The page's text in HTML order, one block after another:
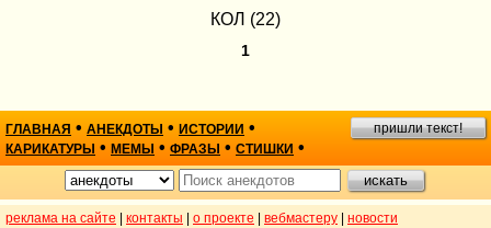
КОЛ (22)
1
ГЛАВНАЯ • АНЕКДОТЫ • ИСТОРИИ •
КАРИКАТУРЫ • МЕМЫ • ФРАЗЫ • СТИШКИ •
пришли текст!
реклама на сайте контакты о проекте вебмастеру новости